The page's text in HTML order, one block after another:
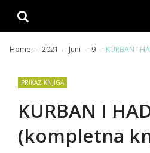
Home 2021 Juni 9 KURBAN I
PRIKAZ KNJIGA
KURBAN I
(kompletna